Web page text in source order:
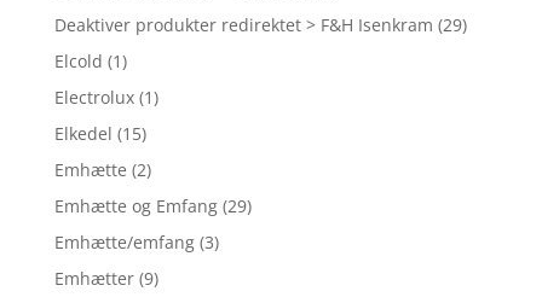
Deaktiver produkter redirektet > F&H Isenkram (29)
Elcold (1)
Electrolux (1)
Elkedel (15)
Emhætte (2)
Emhætte og Emfang (29)
Emhætte/emfang (3)
Emhætter (9)